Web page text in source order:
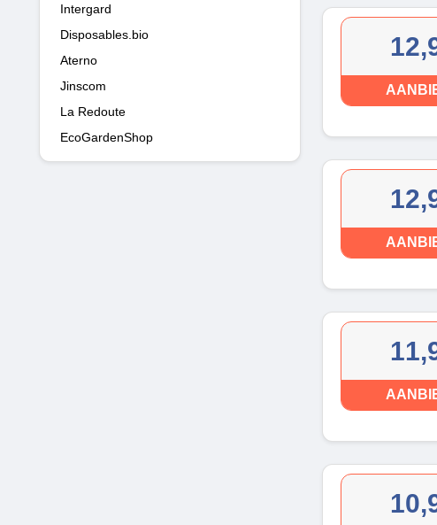
Intergard
Disposables.bio
Aterno
Jinscom
La Redoute
EcoGardenShop